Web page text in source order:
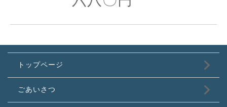
トップページ
ごあいさつ